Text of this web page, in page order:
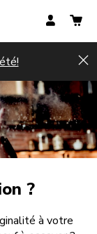
?
à votre